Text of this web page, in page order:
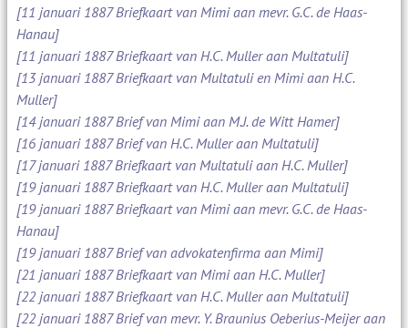
[11 januari 1887 Briefkaart van Mimi aan mevr. G.C. de Haas-
Hanau]
[11 januari 1887 Briefkaart van H.C. Muller aan Multatuli]
[13 januari 1887 Briefkaart van Multatuli en Mimi aan H.C.
Muller]
[14 januari 1887 Brief van Mimi aan M.J. de Witt Hamer]
[16 januari 1887 Brief van H.C. Muller aan Multatuli]
[17 januari 1887 Briefkaart van Multatuli aan H.C. Muller]
[19 januari 1887 Briefkaart van H.C. Muller aan Multatuli]
[19 januari 1887 Briefkaart van Mimi aan mevr. G.C. de Haas-
Hanau]
[19 januari 1887 Brief van advokatenfirma aan Mimi]
[21 januari 1887 Briefkaart van Mimi aan H.C. Muller]
[22 januari 1887 Briefkaart van H.C. Muller aan Multatuli]
[22 januari 1887 Brief van mevr. Y. Braunius Oeberius-Meijer aan